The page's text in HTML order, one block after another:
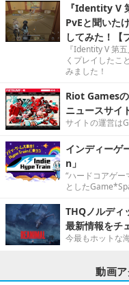
『Identity V
PvEと聞いた
してみた！【
『Identity V 第
くプレイしたこ
みました！
Riot Games
ニュースサイ
サイトの運営は
インディーゲ
n」
“ハードコアゲー
とした
THQノルディ
最新情報をチ
今最もホットな
動画